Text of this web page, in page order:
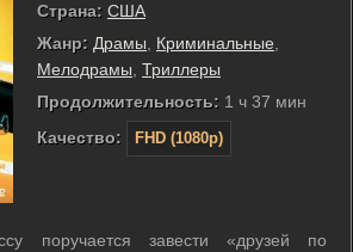
Страна: США
Жанр: Драмы Криминальные
Мелодрамы Триллеры
Продолжительность: 1 ч 37 мин
Качество:
FHD (1080p)
поручается завести «друзей по